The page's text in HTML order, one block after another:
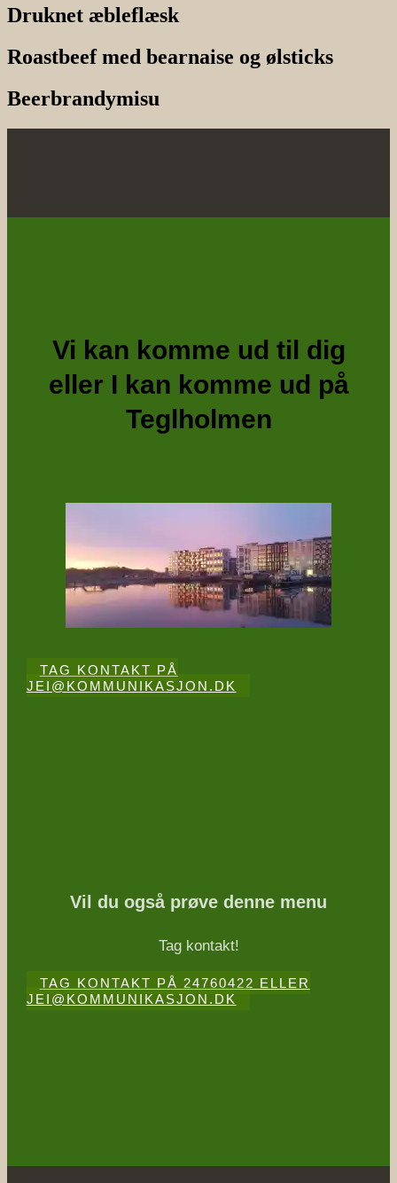
Druknet æbleflæsk
Roastbeef med bearnaise og ølsticks
Beerbrandymisu
Vi kan komme ud til dig
eller I kan komme ud på
Teglholmen
TAG KONTAKT PÅ
JEI@KOMMUNIKASJON.DK
Vil du også prøve denne menu
Tag kontakt!
TAG KONTAKT PÅ 24760422 ELLER
JEI@KOMMUNIKASJON.DK